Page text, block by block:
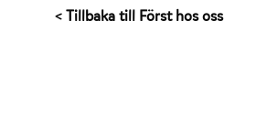
< Tillbaka till Först hos oss